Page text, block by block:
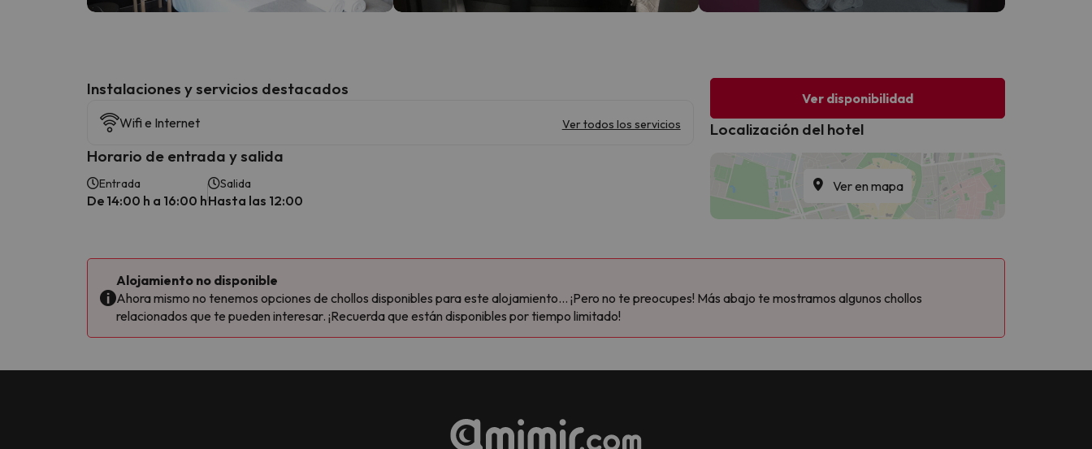
Instalaciones y servicios destacados
Wifi e Internet Ver todos los servicios
Horario de entrada y salida
Entrada
De 14:00 h a 16:00 h
Salida
Hasta las 12:00
Ver disponibilidad
Localización del hotel
Ver en mapa
Alojamiento no disponible
Ahora mismo no tenemos opciones de chollos disponibles para este alojamiento... ¡Pero no te preocupes! Más abajo te mostramos algunos chollos
relacionados que te pueden interesar. ¡Recuerda que están disponibles por tiempo limitado!